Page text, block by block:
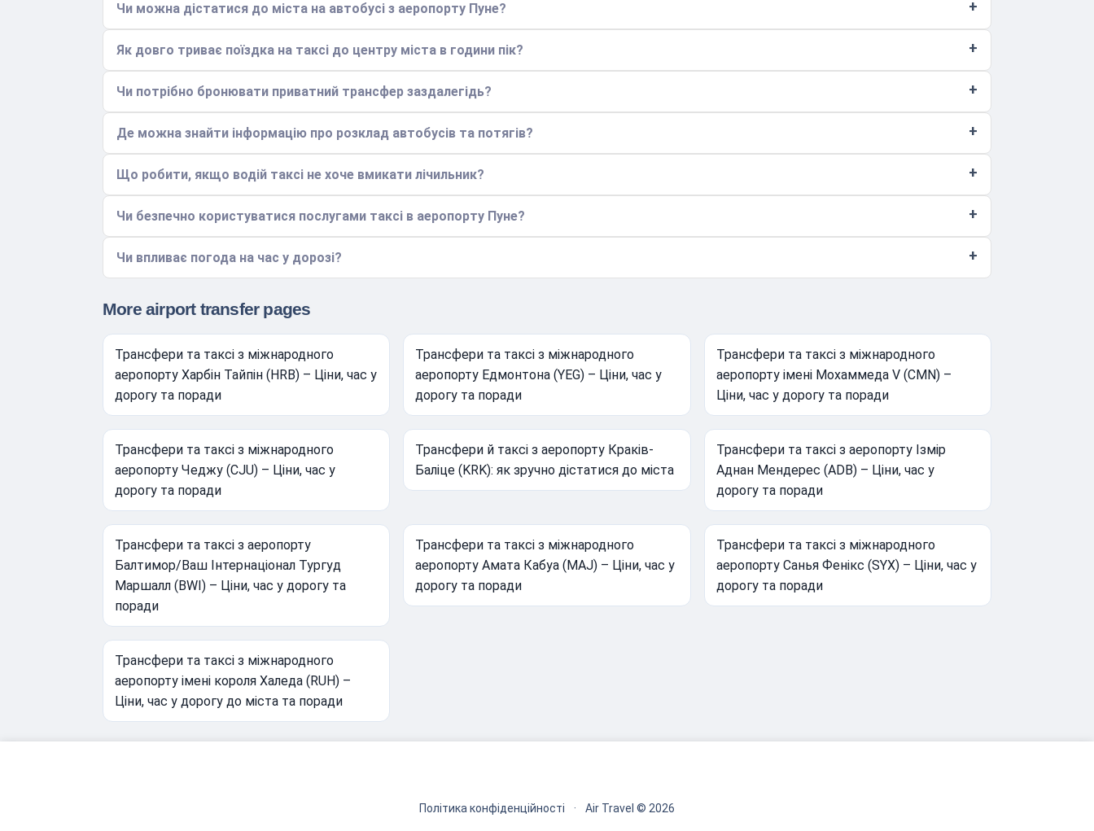
Чи можна дістатися до міста на автобусі з аеропорту Пуне?
Як довго триває поїздка на таксі до центру міста в години пік?
Чи потрібно бронювати приватний трансфер заздалегідь?
Де можна знайти інформацію про розклад автобусів та потягів?
Що робити, якщо водій таксі не хоче вмикати лічильник?
Чи безпечно користуватися послугами таксі в аеропорту Пуне?
Чи впливає погода на час у дорозі?
More airport transfer pages
Трансфери та таксі з міжнародного
аеропорту Харбін Тайпін (HRB) – Ціни, час у
дорогу та поради
Трансфери та таксі з міжнародного
аеропорту Едмонтона (YEG) – Ціни, час у
дорогу та поради
Трансфери та таксі з міжнародного
аеропорту імені Мохаммеда V (CMN) –
Ціни, час у дорогу та поради
Трансфери та таксі з міжнародного
аеропорту Чеджу (CJU) – Ціни, час у
дорогу та поради
Трансфери й таксі з аеропорту Краків-
Баліце (KRK): як зручно дістатися до міста
Трансфери та таксі з аеропорту Ізмір
Аднан Мендерес (ADB) – Ціни, час у
дорогу та поради
Трансфери та таксі з аеропорту
Балтимор/Ваш Інтернаціонал Тургуд
Маршалл (BWI) – Ціни, час у дорогу та
поради
Трансфери та таксі з міжнародного
аеропорту Амата Кабуа (MAJ) – Ціни, час у
дорогу та поради
Трансфери та таксі з міжнародного
аеропорту Санья Фенікс (SYX) – Ціни, час у
дорогу та поради
Трансфери та таксі з міжнародного
аеропорту імені короля Халеда (RUH) –
Ціни, час у дорогу до міста та поради
Політика конфіденційності · Air Travel © 2026